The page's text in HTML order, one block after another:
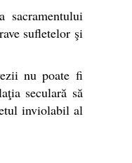
sufletelor şi
nu poate fi
seculară să
inviolabil al